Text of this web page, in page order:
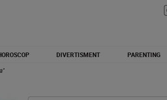
DIVERTISMENT PARENTING